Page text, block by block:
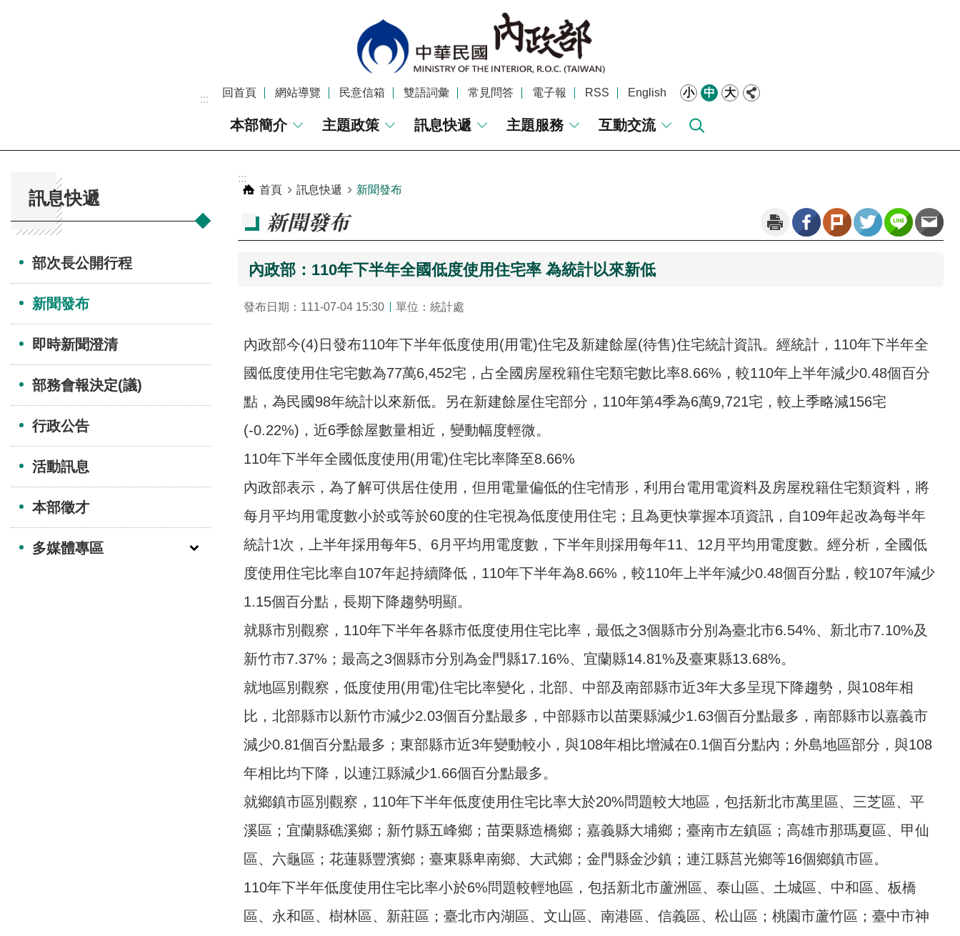
:::
回首頁 網站導覽 民意信箱 雙語詞彙 常見問答 電子報 RSS English 小 中 大
本部簡介 主題政策 訊息快遞 主題服務 互動交流
訊息快遞
部次長公開行程
新聞發布
即時新聞澄清
部務會報決定(議)
行政公告
活動訊息
本部徵才
多媒體專區
:::
首頁
訊息快遞 新聞發布
新聞發布
內政部：110年下半年全國低度使用住宅率 為統計以來新低
發布日期：111-07-04 15:30 單位：統計處
內政部今(4)日發布110年下半年低度使用(用電)住宅及新建餘屋(待售)住宅統計資訊。經統計，110年下半年全
國低度使用住宅宅數為77萬6,452宅，占全國房屋稅籍住宅類宅數比率8.66%，較110年上半年減少0.48個百分
點，為民國98年統計以來新低。另在新建餘屋住宅部分，110年第4季為6萬9,721宅，較上季略減156宅
(-0.22%)，近6季餘屋數量相近，變動幅度輕微。
110年下半年全國低度使用(用電)住宅比率降至8.66%
內政部表示，為了解可供居住使用，但用電量偏低的住宅情形，利用台電用電資料及房屋稅籍住宅類資料，將
每月平均用電度數小於或等於60度的住宅視為低度使用住宅；且為更快掌握本項資訊，自109年起改為每半年
統計1次，上半年採用每年5、6月平均用電度數，下半年則採用每年11、12月平均用電度數。經分析，全國低
度使用住宅比率自107年起持續降低，110年下半年為8.66%，較110年上半年減少0.48個百分點，較107年減少
1.15個百分點，長期下降趨勢明顯。
就縣市別觀察，110年下半年各縣市低度使用住宅比率，最低之3個縣市分別為臺北市6.54%、新北市7.10%及
新竹市7.37%；最高之3個縣市分別為金門縣17.16%、宜蘭縣14.81%及臺東縣13.68%。
就地區別觀察，低度使用(用電)住宅比率變化，北部、中部及南部縣市近3年大多呈現下降趨勢，與108年相
比，北部縣市以新竹市減少2.03個百分點最多，中部縣市以苗栗縣減少1.63個百分點最多，南部縣市以嘉義市
減少0.81個百分點最多；東部縣市近3年變動較小，與108年相比增減在0.1個百分點內；外島地區部分，與108
年相比均下降，以連江縣減少1.66個百分點最多。
就鄉鎮市區別觀察，110年下半年低度使用住宅比率大於20%問題較大地區，包括新北市萬里區、三芝區、平
溪區；宜蘭縣礁溪鄉；新竹縣五峰鄉；苗栗縣造橋鄉；嘉義縣大埔鄉；臺南市左鎮區；高雄市那瑪夏區、甲仙
區、六龜區；花蓮縣豐濱鄉；臺東縣卑南鄉、大武鄉；金門縣金沙鎮；連江縣莒光鄉等16個鄉鎮市區。
110年下半年低度使用住宅比率小於6%問題較輕地區，包括新北市蘆洲區、泰山區、土城區、中和區、板橋
區、永和區、樹林區、新莊區；臺北市內湖區、文山區、南港區、信義區、松山區；桃園市蘆竹區；臺中市神